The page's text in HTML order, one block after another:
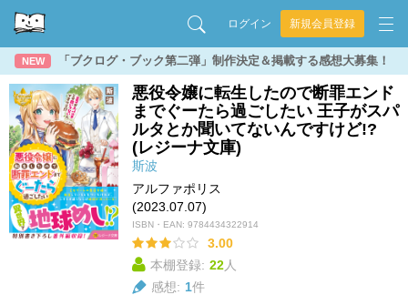
ログイン 新規会員登録
NEW 「ブクログ・ブック第二弾」制作決定＆掲載する感想大募集！
悪役令嬢に転生したので断罪エンド
までぐーたら過ごしたい 王子がスパ
ルタとか聞いてないんですけど!?
(レジーナ文庫)
斯波
アルファポリス
(2023.07.07)
ISBN・EAN: 9784434322914
3.00
本棚登録: 22人
感想: 1件